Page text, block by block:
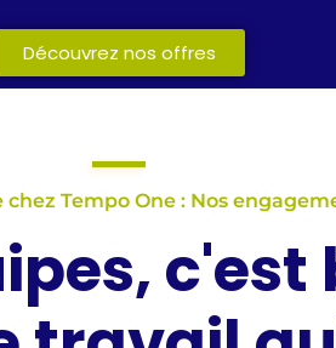
Découvrez nos offres
Tempo One : Nos